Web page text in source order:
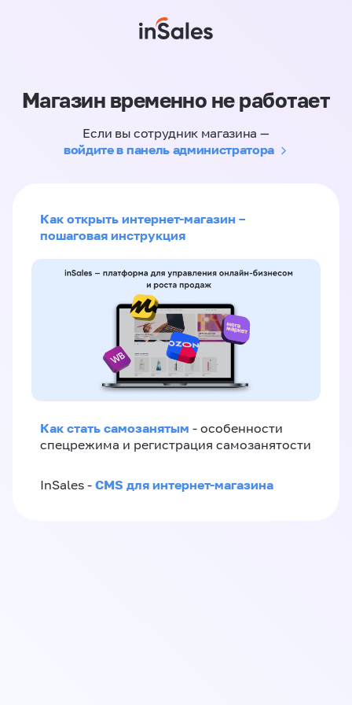
Магазин временно не работает
Если вы сотрудник магазина —
войдите в панель администратора
Как открыть интернет-магазин –
пошаговая инструкция
Как стать самозанятым - особенности
спецрежима и регистрация самозанятости
InSales - CMS для интернет-магазина